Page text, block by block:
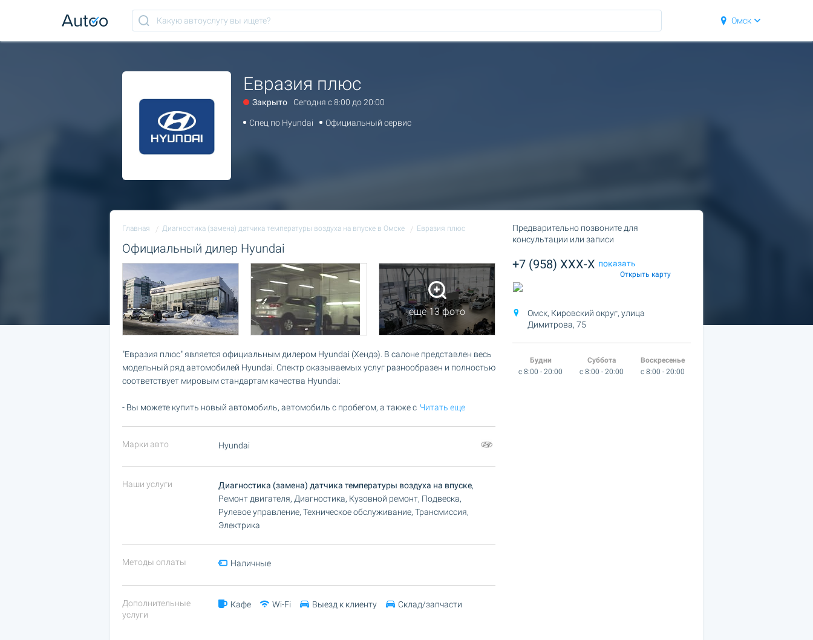
Омск
Евразия плюс
Закрыто Сегодня c 8:00 до 20:00
Спец по Hyundai Официальный сервис
Предварительно позвоните для
консультации или записи
+7 (958) XXX-X показать
Открыть карту
Омск, Кировский округ,улица
Димитрова, 75
Будни
c 8:00 - 20:00
Суббота
c 8:00 - 20:00
Воскресенье
c 8:00 - 20:00
Главная Диагностика (замена) датчика температуры воздуха на впуске в Омске Евразия плюс
Официальный дилер Hyundai
еще 13 фото
"Евразия плюс" является официальным дилером Hyundai (Хендэ). В салоне представлен весь
модельный ряд автомобилей Hyundai. Спектр оказываемых услуг разнообразен и полностью
соответствует мировым стандартам качества Hyundai:
- Вы можете купить новый автомобиль, автомобиль с пробегом, а также с Читать еще
Марки авто Hyundai
Наши услуги Диагностика (замена) датчика температуры воздуха на впуске,
Ремонт двигателя, Диагностика, Кузовной ремонт, Подвеска,
Рулевое управление, Техническое обслуживание, Трансмиссия,
Электрика
Методы оплаты Наличные
Дополнительные
услуги
Кафе Wi-Fi Выезд к клиенту Склад/запчасти